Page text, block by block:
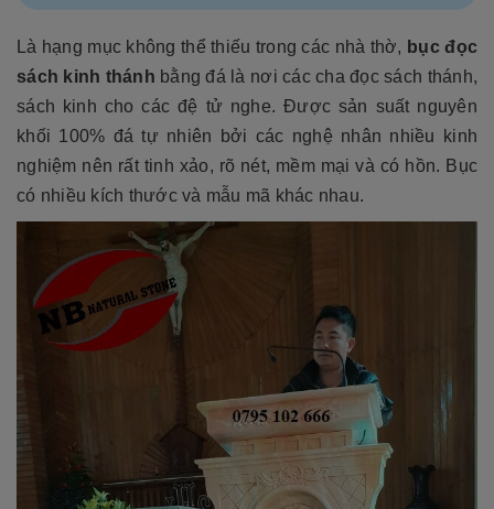
Là hạng mục không thể thiếu trong các nhà thờ, bục đọc
sách kinh thánh bằng đá là nơi các cha đọc sách thánh,
sách kinh cho các đệ tử nghe. Được sản suất nguyên
khối 100% đá tự nhiên bởi các nghệ nhân nhiều kinh
nghiệm nên rất tinh xảo, rõ nét, mềm mại và có hồn. Bục
có nhiều kích thước và mẫu mã khác nhau.